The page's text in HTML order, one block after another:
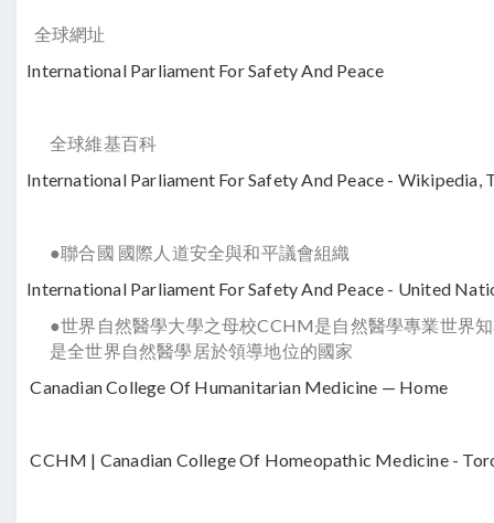
全球網址
International Parliament For Safety And Peace
全球維基百科
International Parliament For Safety And Peace - Wikipedia,
●聯合國 國際人道安全與和平議會組織
International Parliament For Safety And Peace - United
●世界自然醫學大學之母校CCHM是自然醫學專業世界
是全世界自然醫學居於領導地位的國家
Canadian College Of Humanitarian Medicine — Home
CCHM | Canadian College Of Homeopathic Medicine -